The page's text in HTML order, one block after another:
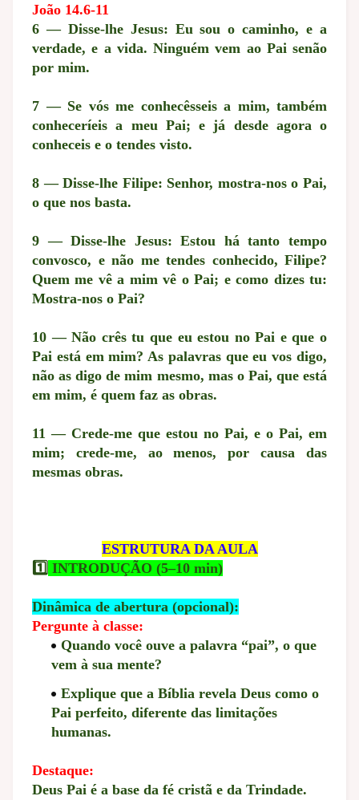
João 14.6-11
6 — Disse-lhe Jesus: Eu sou o caminho, e a
verdade, e a vida. Ninguém vem ao Pai senão
por mim.
7 — Se vós me conhecêsseis a mim, também
conheceríeis a meu Pai; e já desde agora o
conheceis e o tendes visto.
8 — Disse-lhe Filipe: Senhor, mostra-nos o Pai,
o que nos basta.
9 — Disse-lhe Jesus: Estou há tanto tempo
convosco, e não me tendes conhecido, Filipe?
Quem me vê a mim vê o Pai; e como dizes tu:
Mostra-nos o Pai?
10 — Não crês tu que eu estou no Pai e que o
Pai está em mim? As palavras que eu vos digo,
não as digo de mim mesmo, mas o Pai, que está
em mim, é quem faz as obras.
11 — Crede-me que estou no Pai, e o Pai, em
mim; crede-me, ao menos, por causa das
mesmas obras.
ESTRUTURA DA AULA
1️⃣ INTRODUÇÃO (5–10 min)
Dinâmica de abertura (opcional):
Pergunte à classe:
Quando você ouve a palavra “pai”, o que
vem à sua mente?
Explique que a Bíblia revela Deus como o
Pai perfeito, diferente das limitações
humanas.
Destaque:
Deus Pai é a base da fé cristã e da Trindade.